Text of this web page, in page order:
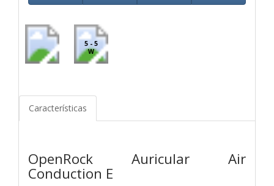
5 - 5
W
Características
OpenRock Auricular Air
Conduction E